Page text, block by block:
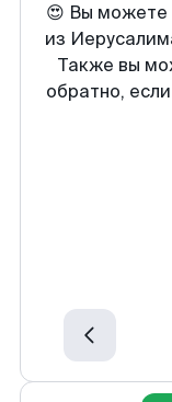
😍 Вы можете
из
Также вы
обратно,